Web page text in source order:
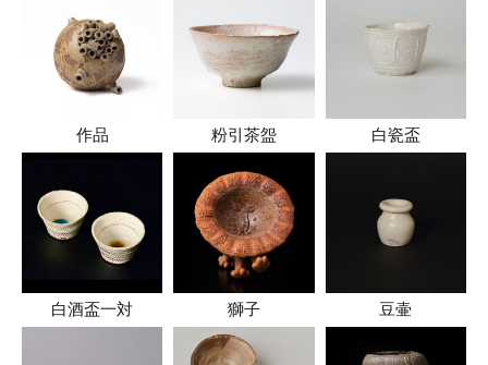
作品 粉引茶盌 白瓷盃
白酒盃一対 獅子 豆壷